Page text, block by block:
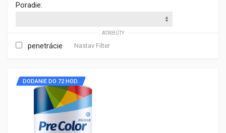
Poradie:
ATRIBÚTY
penetrácie Nastav Filter
DODANIE DO 72 HOD.